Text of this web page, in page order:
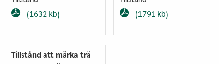
(1632 kb)
(1791 kb)
Tillstånd att märka trä